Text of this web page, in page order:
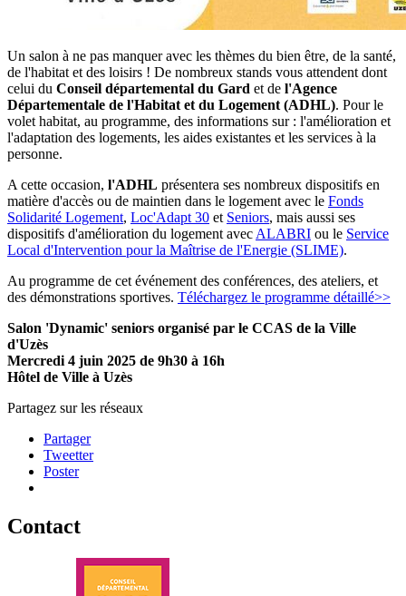
Un salon à ne pas manquer avec les thèmes du bien être, de la santé,
de l'habitat et des loisirs ! De nombreux stands vous attendent dont
celui du Conseil départemental du Gard et de l'Agence
Départementale de l'Habitat et du Logement (ADHL). Pour le
volet habitat, au programme, des informations sur : l'amélioration et
l'adaptation des logements, les aides existantes et les services à la
personne.
A cette occasion, l'ADHL présentera ses nombreux dispositifs en
matière d'accès ou de maintien dans le logement avec le Fonds
Solidarité Logement, Loc'Adapt 30 et Seniors, mais aussi ses
dispositifs d'amélioration du logement avec ALABRI ou le Service
Local d'Intervention pour la Maîtrise de l'Energie (SLIME).
Au programme de cet événement des conférences, des ateliers, et
des démonstrations sportives. Téléchargez le programme détaillé>>
Salon 'Dynamic' seniors organisé par le CCAS de la Ville
d'Uzès
Mercredi 4 juin 2025 de 9h30 à 16h
Hôtel de Ville à Uzès
Partagez sur les réseaux
Partager
Tweetter
Poster
Contact